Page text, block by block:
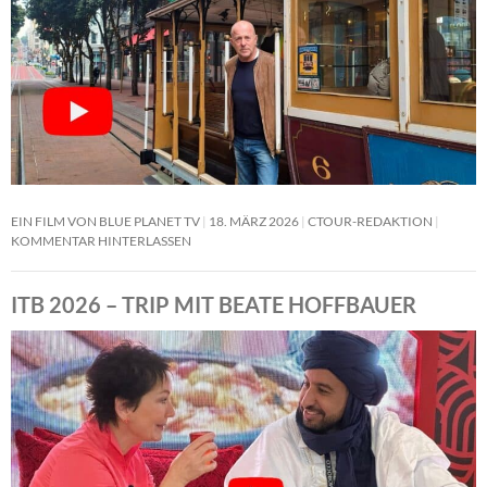
EIN FILM VON BLUE PLANET TV 18. MÄRZ 2026 CTOUR-REDAKTION
KOMMENTAR HINTERLASSEN
ITB 2026 – TRIP MIT BEATE HOFFBAUER